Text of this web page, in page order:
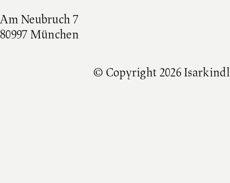
Am Neubruch 7
80997 München
© Copyright 2026 Isarkindl